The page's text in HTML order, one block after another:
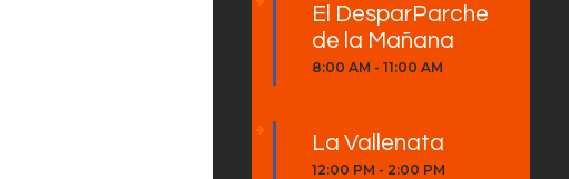
El DesparParche
de la Mañana
8:00 AM -11:00 AM
La Vallenata
12:00 PM - 2:00 PM